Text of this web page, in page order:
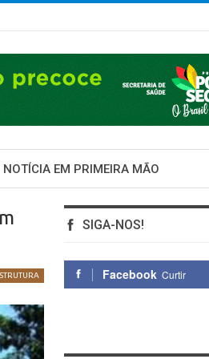
NOTÍCIA EM PRIMEIRA MÃO
SIGA-NOS!
Facebook Curtir